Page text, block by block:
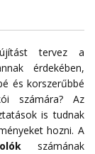
tervez a
érdekében,
és korszerűbbé
számára? Az
is tudnak
hozni. A
számának